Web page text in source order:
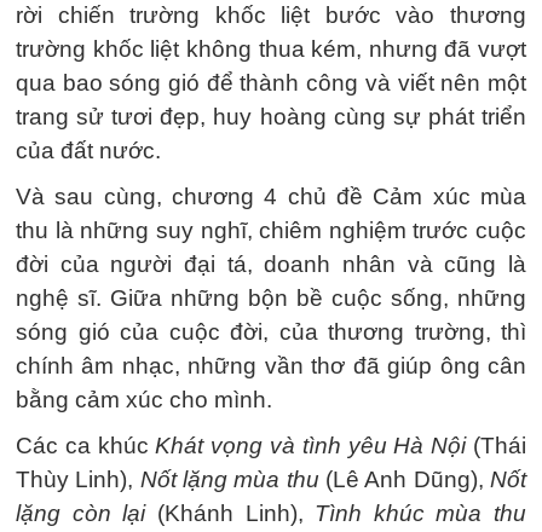
rời chiến trường khốc liệt bước vào thương
trường khốc liệt không thua kém, nhưng đã vượt
qua bao sóng gió để thành công và viết nên một
trang sử tươi đẹp, huy hoàng cùng sự phát triển
của đất nước.
Và sau cùng, chương 4 chủ đề Cảm xúc mùa
thu là những suy nghĩ, chiêm nghiệm trước cuộc
đời của người đại tá, doanh nhân và cũng là
nghệ sĩ. Giữa những bộn bề cuộc sống, những
sóng gió của cuộc đời, của thương trường, thì
chính âm nhạc, những vần thơ đã giúp ông cân
bằng cảm xúc cho mình.
Các ca khúc Khát vọng và tình yêu Hà Nội(Thái
Thùy Linh), Nốt lặng mùa thu (Lê Anh Dũng), Nốt
lặng còn lại(Khánh Linh), Tình khúc mùa thu